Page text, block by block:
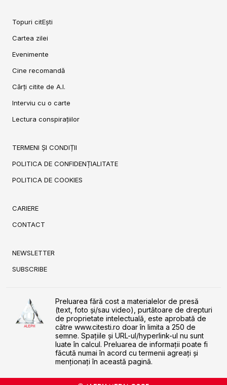
Topuri citEști
Cartea zilei
Evenimente
Cine recomandă
Cărți citite de A.I.
Interviu cu o carte
Lectura conspirațiilor
TERMENI ȘI CONDIȚII
POLITICA DE CONFIDENȚIALITATE
POLITICA DE COOKIES
CARIERE
CONTACT
NEWSLETTER
SUBSCRIBE
Preluarea fără cost a materialelor de presă
(text, foto și/sau video), purtătoare de drepturi
de proprietate intelectuală, este aprobată de
către www.citesti.ro doar în limita a 250 de
semne. Spaţiile şi URL-ul/hyperlink-ul nu sunt
luate în calcul. Preluarea de informaţii poate fi
făcută numai în acord cu termenii agreaţi şi
menţionaţi în această pagină.